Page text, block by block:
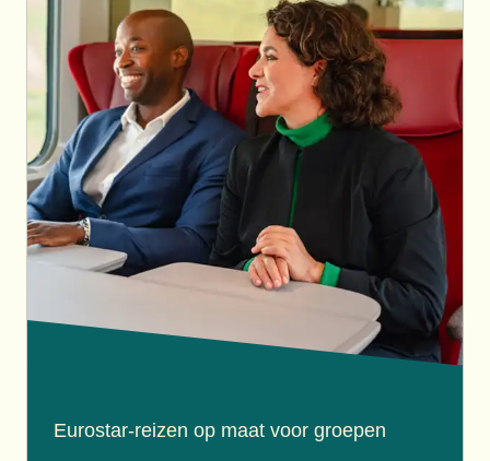
Eurostar-reizen op maat voor groepen